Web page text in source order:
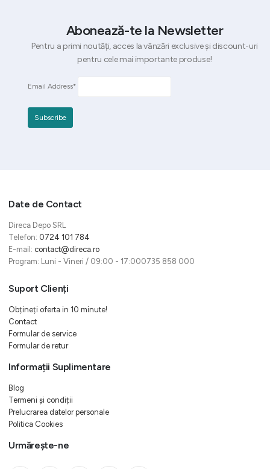
Abonează-te la Newsletter
Pentru a primi noutăți, acces la vânzări exclusive și discount-uri
pentru cele mai importante produse!
Email Address*
Date de Contact
Direca Depo SRL
Telefon: 0724 101 784
E-mail: contact@direca.ro
Program: Luni - Vineri / 09:00 - 17:000735 858 000
Suport Clienți
Obțineți oferta in 10 minute!
Contact
Formular de service
Formular de retur
Informații Suplimentare
Blog
Termeni și condiții
Prelucrarea datelor personale
Politica Cookies
Urmărește-ne